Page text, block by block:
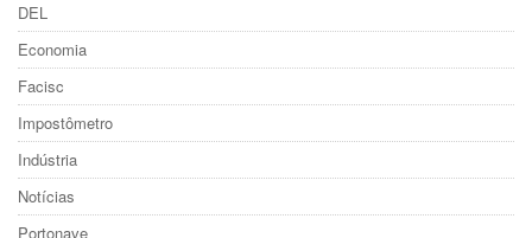
DEL
Economia
Facisc
Impostômetro
Indústria
Notícias
Portonave